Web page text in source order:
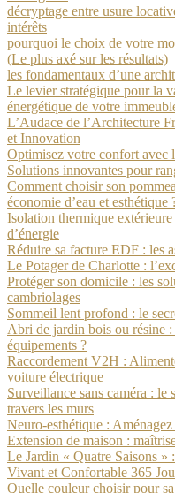
décryptage entre usure
intérêts
pourquoi le choix de votre
(Le plus axé sur les résultats)
les fondamentaux d’une
Le levier stratégique pour la
énergétique de votre
L’Audace de l’Architecture
et Innovation
Optimisez votre confort avec
Solutions innovantes pour
Comment choisir son
économie d’eau et esthétique
Isolation thermique
d’énergie
Réduire sa facture EDF : les
Le Potager de Charlotte :
Protéger son domicile : les
cambriolages
Sommeil lent profond : le
Abri de jardin bois ou résine
équipements ?
Raccordement V2H :
voiture électrique
Surveillance sans caméra :
travers les murs
Neuro-esthétique :
Extension de maison :
Le Jardin « Quatre Saisons
Vivant et Confortable 365
Quelle couleur choisir pour